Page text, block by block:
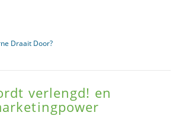
Draait Door?
verlengd! en